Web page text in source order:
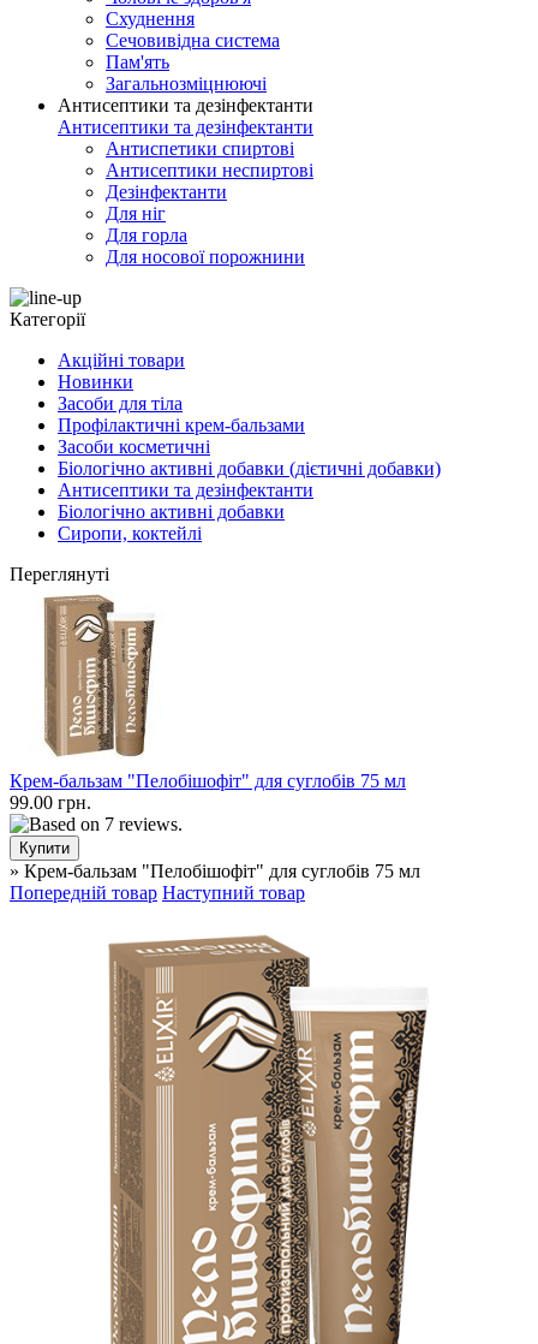
Схуднення
Сечовивідна система
Пам'ять
Загальнозміцнюючі
Антисептики та дезінфектанти
Антисептики та дезінфектанти
Антиспетики спиртові
Антисептики неспиртові
Дезінфектанти
Для ніг
Для горла
Для носової порожнини
Категорії
Акційні товари
Новинки
Засоби для тіла
Профілактичні крем-бальзами
Засоби косметичні
Біологічно активні добавки (дієтичні добавки)
Антисептики та дезінфектанти
Біологічно активні добавки
Сиропи, коктейлі
Переглянуті
Крем-бальзам "Пелобішофіт" для суглобів 75 мл
99.00 грн.
» Крем-бальзам "Пелобішофіт" для суглобів 75 мл
Попередній товар Наступний товар